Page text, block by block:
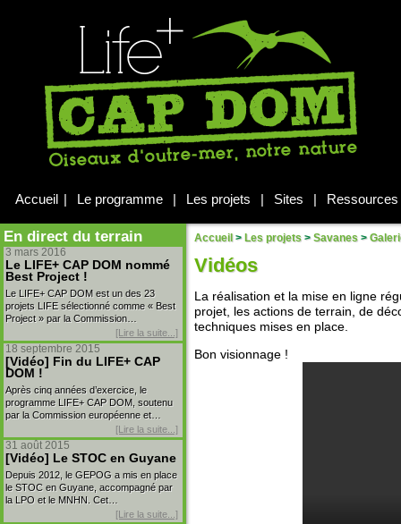
Accueil | Le programme | Les projets | Sites | Ressources
En direct du terrain
3 mars 2016
Le LIFE+ CAP DOM nommé
Best Project !
Le LIFE+ CAP DOM est un des 23
projets LIFE sélectionné comme « Best
Project » par la Commission…
[Lire la suite...]
18 septembre 2015
[Vidéo] Fin du LIFE+ CAP
DOM !
Après cinq années d’exercice, le
programme LIFE+ CAP DOM, soutenu
par la Commission européenne et…
[Lire la suite...]
31 août 2015
[Vidéo] Le STOC en Guyane
Depuis 2012, le GEPOG a mis en place
le STOC en Guyane, accompagné par
la LPO et le MNHN. Cet…
[Lire la suite...]
Accueil > Les projets > Savanes >
Vidéos
La réalisation et la mise en ligne
projet, les actions de terrain, de
techniques mises en place.
Bon visionnage !